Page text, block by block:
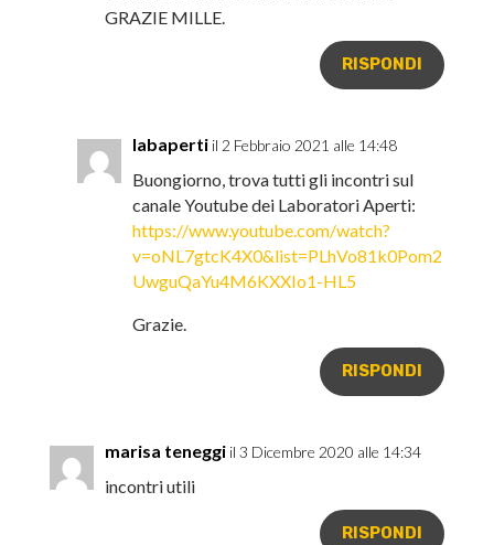
GRAZIE MILLE.
RISPONDI
labaperti il 2 Febbraio 2021 alle 14:48
Buongiorno, trova tutti gli incontri sul
canale Youtube dei Laboratori Aperti:
https://www.youtube.com/watch?
v=oNL7gtcK4X0&list=PLhVo81k0Pom2
UwguQaYu4M6KXXIo1-HL5
Grazie.
RISPONDI
marisa teneggi il 3 Dicembre 2020 alle 14:34
incontri utili
RISPONDI